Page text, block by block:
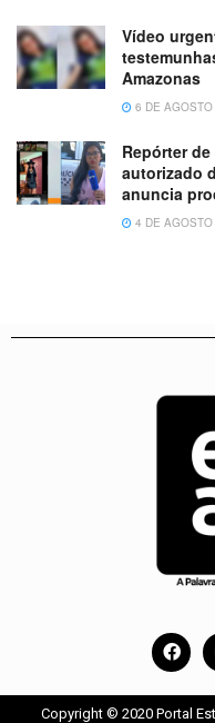
Vídeo
Amazonas
6 DE
Repórter
autorizado
anuncia
4 DE
Copyright © 2020 Portal